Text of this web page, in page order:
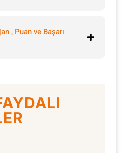
, Puan ve Başarı